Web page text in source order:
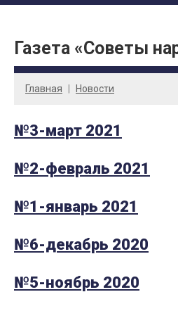
Газета «Советы
Главная Новости
№3-март 2021
№2-февраль 2021
№1-январь 2021
№6-декабрь 2020
№5-ноябрь 2020